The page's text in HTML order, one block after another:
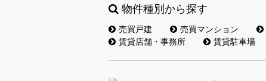
物件種別から探す
売買戸建 売買マンション
賃貸店舗・事務所
賃貸駐車場